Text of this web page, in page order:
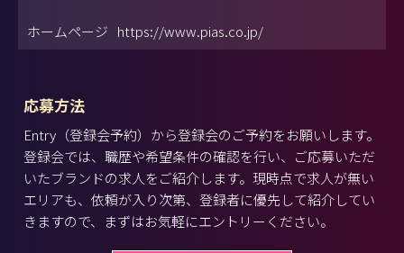
ホームページ https://www.pias.co.jp/
応募方法
Entry（登録会予約）から登録会のご予約をお願いします。
登録会では、職歴や希望条件の確認を行い、ご応募いただ
いたブランドの求人をご紹介します。現時点で求人が無い
エリアも、依頼が入り次第、登録者に優先して紹介してい
きますので、まずはお気軽にエントリーください。